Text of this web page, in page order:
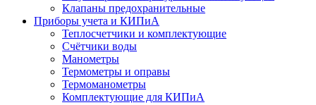
Клапаны предохранительные
Приборы учета и КИПиА
Теплосчетчики и комплектующие
Счётчики воды
Манометры
Термометры и оправы
Термоманометры
Комплектующие для КИПиА